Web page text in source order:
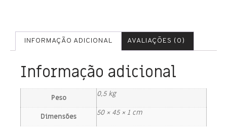
INFORMAÇÃO ADICIONAL AVALIAÇÕES (0)
Informação adicional
Peso 0,5 kg
Dimensões 50 × 45 × 1 cm